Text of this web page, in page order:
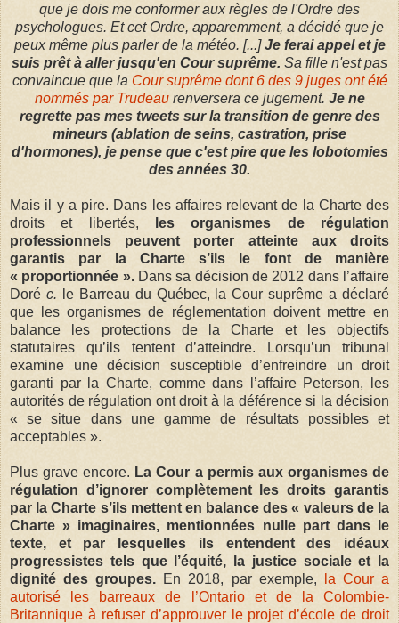
que je dois me conformer aux règles de l'Ordre des
psychologues. Et cet Ordre, apparemment, a décidé que je
peux même plus parler de la météo. [...]Je ferai appel et je
suis prêt à aller jusqu'en Cour suprême. Sa fille n'est pas
convaincue que la Cour suprême dont 6 des 9 juges ont été
nommés par Trudeaurenversera ce jugement. Je ne
regrette pas mes tweets sur la transition de genre des
mineurs (ablation de seins, castration, prise
d'hormones), je pense que c'est pire que les lobotomies
des années 30.
Mais il y a pire. Dans les affaires relevant de la Charte des
droits et libertés,
les organismes de régulation
professionnels peuvent porter atteinte aux droits
garantis par la Charte s’ils le font de manière
« proportionnée ».Dans sa décision de 2012 dans l’affaire
Doré c. le Barreau du Québec, la Cour suprême a déclaré
que les organismes de réglementation doivent mettre en
balance les protections de la Charte et les objectifs
statutaires qu’ils tentent d’atteindre. Lorsqu’un tribunal
examine une décision susceptible d’enfreindre un droit
garanti par la Charte, comme dans l’affaire Peterson, les
autorités de régulation ont droit à la déférence si la décision
« se situe dans une gamme de résultats possibles et
acceptables ».
Plus grave encore. La Cour a permis aux organismes de
régulation d’ignorer complètement les droits garantis
par la Charte s’ils mettent en balance des « valeurs de la
Charte » imaginaires, mentionnées nulle part dans le
texte, et par lesquelles ils entendent des idéaux
progressistes tels que l’équité, la justice sociale et la
dignité des groupes. En 2018, par exemple,
la Cour a
autorisé les barreaux de l’Ontario et de la Colombie-
Britannique à refuser d’approuver le projet d’école de droit